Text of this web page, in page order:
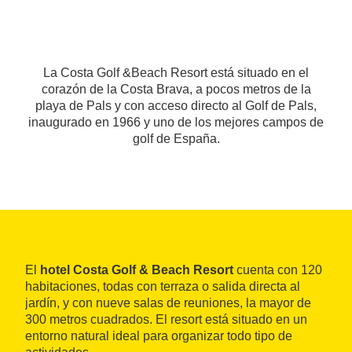
La Costa Golf &Beach Resort está situado en el
corazón de la Costa Brava, a pocos metros de la
playa de Pals y con acceso directo al Golf de Pals,
inaugurado en 1966 y uno de los mejores campos de
golf de España.
El hotel Costa Golf & Beach Resort cuenta con 120
habitaciones, todas con terraza o salida directa al
jardín, y con nueve salas de reuniones, la mayor de
300 metros cuadrados. El resort está situado en un
entorno natural ideal para organizar todo tipo de